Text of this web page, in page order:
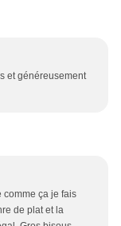
et généreusement
comme ça je fais
de plat et la